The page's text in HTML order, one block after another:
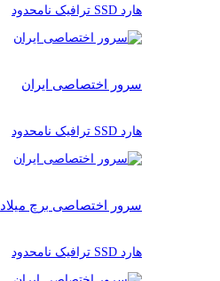
هارد SSD ترافیک نامحدود
سرور اختصاصی ایران
هارد SSD ترافیک نامحدود
سرور اختصاصی برچ میلاد
هارد SSD ترافیک نامحدود